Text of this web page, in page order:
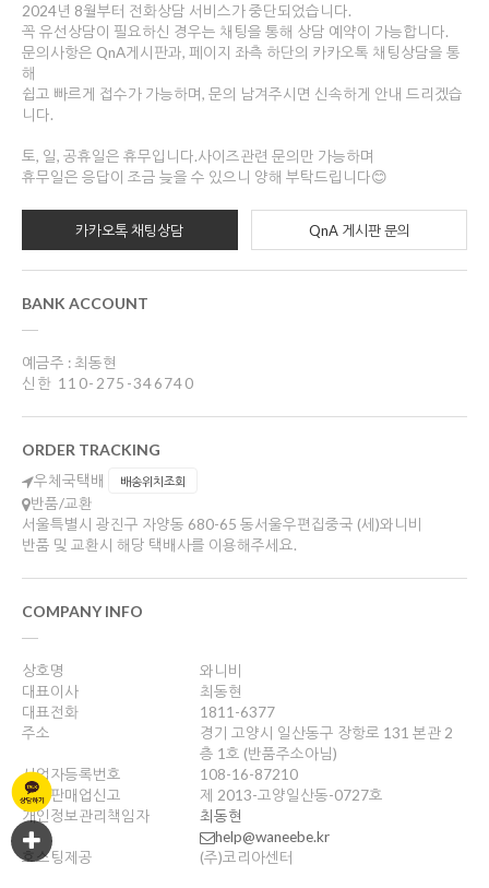
2024년 8월부터 전화상담 서비스가 중단되었습니다.
꼭 유선상담이 필요하신 경우는 채팅을 통해 상담 예약이 가능합니다.
문의사항은 QnA게시판과, 페이지 좌측 하단의 카카오톡 채팅상담을 통
해
쉽고 빠르게 접수가 가능하며, 문의 남겨주시면 신속하게 안내 드리겠습
니다.
토, 일, 공휴일은 휴무입니다.사이즈관련 문의만 가능하며
휴무일은 응답이 조금 늦을 수 있으니 양해 부탁드립니다😊
카카오톡 채팅상담 QnA 게시판 문의
BANK ACCOUNT
예금주 : 최동현
신한 110-275-346740
ORDER TRACKING
우체국택배 배송위치조회
반품/교환
서울특별시 광진구 자양동 680-65 동서울우편집중국 (세)와니비
반품 및 교환시 해당 택배사를 이용해주세요.
COMPANY INFO
상호명
와니비
대표이사
최동현
대표전화
1811-6377
주소
경기 고양시 일산동구 장항로 131 본관 2
층 1호 (반품주소아님)
사업자등록번호
108-16-87210
통신판매업신고
제 2013-고양일산동-0727호
개인정보관리책임자
최동현
help@waneebe.kr
호스팅제공
(주)코리아센터